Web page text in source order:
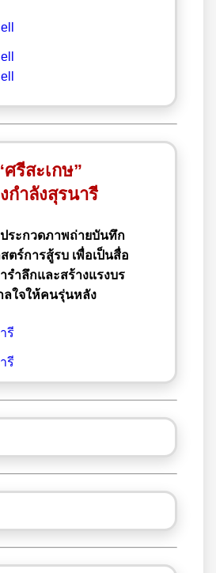
ศรีสะเกษ”
กำลังสุรนารี
ระกวดภาพถ่ายบันทึก
ตร์การสู้รบ เพื่อเป็นสื่อ
รำลึกและสร้างแรงบร
ลใจให้คนรุ่นหลัง